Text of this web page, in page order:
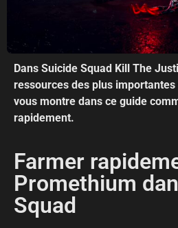
Dans Suicide Squad Kill The
ressources des plus
vous montre dans ce guide
rapidement.
Farmer
Promethium
Squad